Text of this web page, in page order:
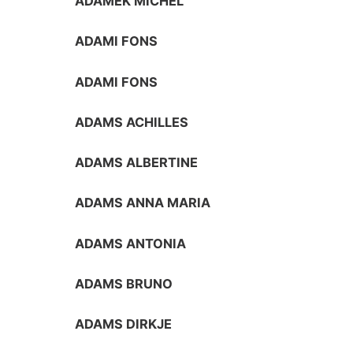
ADAMI FONS
ADAMI FONS
ADAMS ACHILLES
ADAMS ALBERTINE
ADAMS ANNA MARIA
ADAMS ANTONIA
ADAMS BRUNO
ADAMS DIRKJE